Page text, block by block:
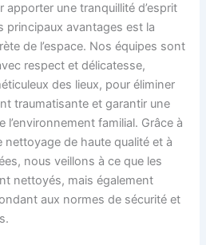
une tranquillité d’esprit
principaux avantages est la
de l’espace. Nos équipes sont
respect et délicatesse,
des lieux, pour éliminer
traumatisante et garantir une
familial. Grâce à
nettoyage de haute qualité et à
nous veillons à ce que les
nettoyés, mais également
aux normes de sécurité et